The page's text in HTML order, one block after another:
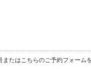
たはこちらのご予約フォーム